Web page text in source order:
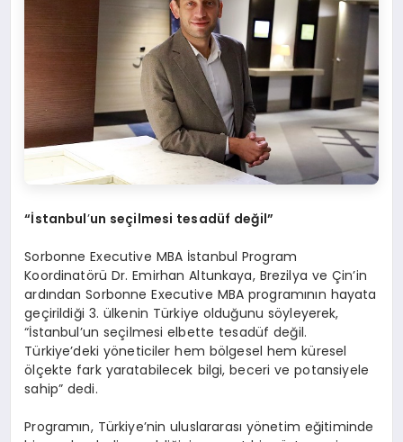
“İstanbul’un seçilmesi tesadüf değil”
Sorbonne Executive MBA İstanbul Program
Koordinatörü Dr. Emirhan Altunkaya, Brezilya ve Çin’in
ardından Sorbonne Executive MBA programının hayata
geçirildiği 3. ülkenin Türkiye olduğunu söyleyerek,
“İstanbul’un seçilmesi elbette tesadüf değil.
Türkiye’deki yöneticiler hem bölgesel hem küresel
ölçekte fark yaratabilecek bilgi, beceri ve potansiyele
sahip” dedi.
Programın, Türkiye’nin uluslararası yönetim eğitiminde